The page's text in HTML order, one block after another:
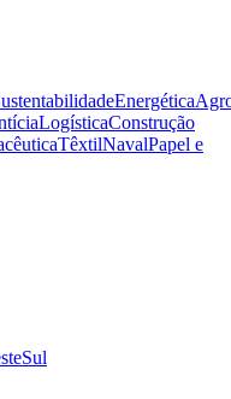
Energética
LogísticaConstrução
TêxtilNavalPapel e
Sul